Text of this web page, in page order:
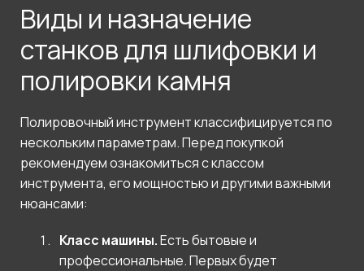
Виды и назначение
станков для шлифовки и
полировки камня
Полировочный инструмент классифицируется по
нескольким параметрам. Перед покупкой
рекомендуем ознакомиться с классом
инструмента, его мощностью и другими важными
нюансами:
Класс машины.Есть бытовые и
профессиональные. Первых будет